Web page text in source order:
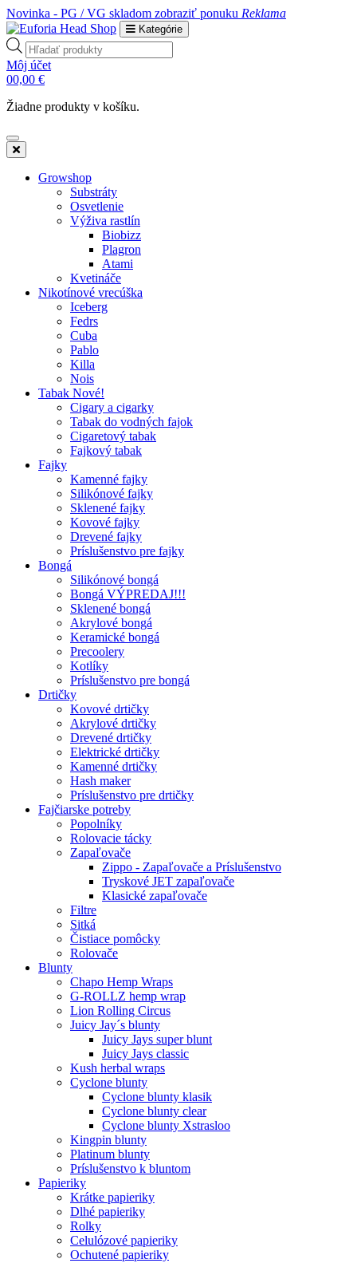
Novinka - PG / VG skladom zobraziť ponuku Reklama
Kategórie
Products
search
Môj účet
00,00 €
Žiadne produkty v košíku.
Growshop
Substráty
Osvetlenie
Výživa rastlín
Biobizz
Plagron
Atami
Kvetináče
Nikotínové vrecúška
Iceberg
Fedrs
Cuba
Pablo
Killa
Nois
Tabak Nové!
Cigary a cigarky
Tabak do vodných fajok
Cigaretový tabak
Fajkový tabak
Fajky
Kamenné fajky
Silikónové fajky
Sklenené fajky
Kovové fajky
Drevené fajky
Príslušenstvo pre fajky
Bongá
Silikónové bongá
Bongá VÝPREDAJ!!!
Sklenené bongá
Akrylové bongá
Keramické bongá
Precoolery
Kotlíky
Príslušenstvo pre bongá
Drtičky
Kovové drtičky
Akrylové drtičky
Drevené drtičky
Elektrické drtičky
Kamenné drtičky
Hash maker
Príslušenstvo pre drtičky
Fajčiarske potreby
Popolníky
Rolovacie tácky
Zapaľovače
Zippo - Zapaľovače a Príslušenstvo
Tryskové JET zapaľovače
Klasické zapaľovače
Filtre
Sitká
Čistiace pomôcky
Rolovače
Blunty
Chapo Hemp Wraps
G-ROLLZ hemp wrap
Lion Rolling Circus
Juicy Jay´s blunty
Juicy Jays super blunt
Juicy Jays classic
Kush herbal wraps
Cyclone blunty
Cyclone blunty klasik
Cyclone blunty clear
Cyclone blunty Xstrasloo
Kingpin blunty
Platinum blunty
Príslušenstvo k bluntom
Papieriky
Krátke papieriky
Dlhé papieriky
Rolky
Celulózové papieriky
Ochutené papieriky